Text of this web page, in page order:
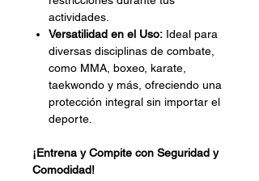
actividades.
Versatilidad en el Uso: Ideal para
diversas disciplinas de combate,
como MMA, boxeo, karate,
taekwondo y más, ofreciendo una
protección integral sin importar el
deporte.
¡Entrena y Compite con Seguridad y
Comodidad!